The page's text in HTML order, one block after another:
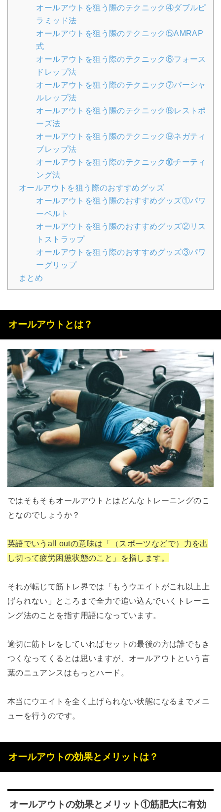
オールアウトを狙う際のテクニック④ダブルピ
ラミッド法
オールアウトを狙う際のテクニック⑤AMRAP
式
オールアウトを狙う際のテクニック⑥フォース
ドレップ法
オールアウトを狙う際のテクニック⑦パーシャ
ルレップ法
オールアウトを狙う際のテクニック⑧レストポ
ーズ法
オールアウトを狙う際のテクニック⑨ネガティ
ブレップ法
オールアウトを狙う際のテクニック⑩チーティ
ング法
オールアウトを狙う際のおすすめグッズ
オールアウトを狙う際のおすすめグッズ①パワ
ーベルト
オールアウトを狙う際のおすすめグッズ②リス
トストラップ
オールアウトを狙う際のおすすめグッズ③パワ
ーグリップ
まとめ
オールアウトとは？
ではそもそもオールアウトとはどんなトレーニングのこ
となのでしょうか？
英語でいうall outの意味は「（スポーツなどで）力を出
し切って疲労困憊状態のこと」を指します。
それが転じて筋トレ界では「もうウエイトがこれ以上上
げられない」ところまで全力で追い込んでいくトレーニ
ング法のことを指す用語になっています。
適切に筋トレをしていればセットの最後の方は誰でもき
つくなってくるとは思いますが、オールアウトという言
葉のニュアンスはもっとハード。
本当にウエイトを全く上げられない状態になるまでメニ
ューを行うのです。
オールアウトの効果とメリットは？
オールアウトの効果とメリット①筋肥大に有効